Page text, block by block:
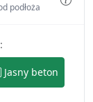
podłoża
Jasny beton